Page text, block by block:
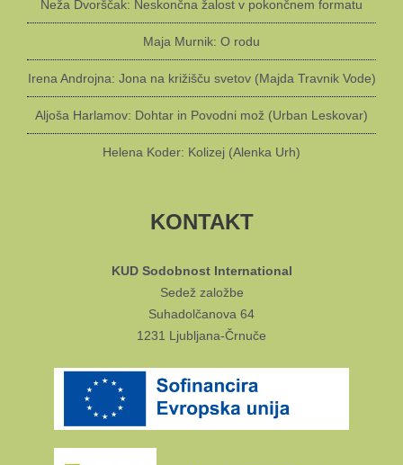
Neža Dvorščak: Neskončna žalost v pokončnem formatu
Maja Murnik: O rodu
Irena Androjna: Jona na križišču svetov (Majda Travnik Vode)
Aljoša Harlamov: Dohtar in Povodni mož (Urban Leskovar)
Helena Koder: Kolizej (Alenka Urh)
KONTAKT
KUD Sodobnost International
Sedež založbe
Suhadolčanova 64
1231 Ljubljana-Črnuče